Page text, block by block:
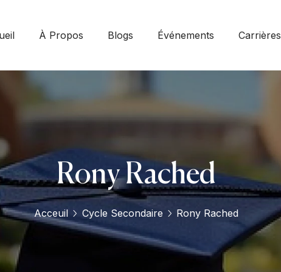
À Propos Blogs Événements Carrières
Rony Rached
Acceuil Cycle Secondaire Rony Rached